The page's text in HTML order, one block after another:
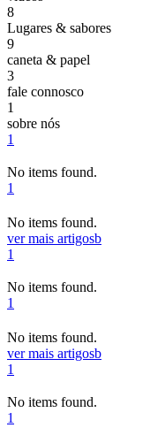
8
Lugares & sabores
9
caneta & papel
3
fale connosco
1
sobre nós
1
No items found.
1
No items found.
ver mais artigosb
1
No items found.
1
No items found.
ver mais artigosb
1
No items found.
1